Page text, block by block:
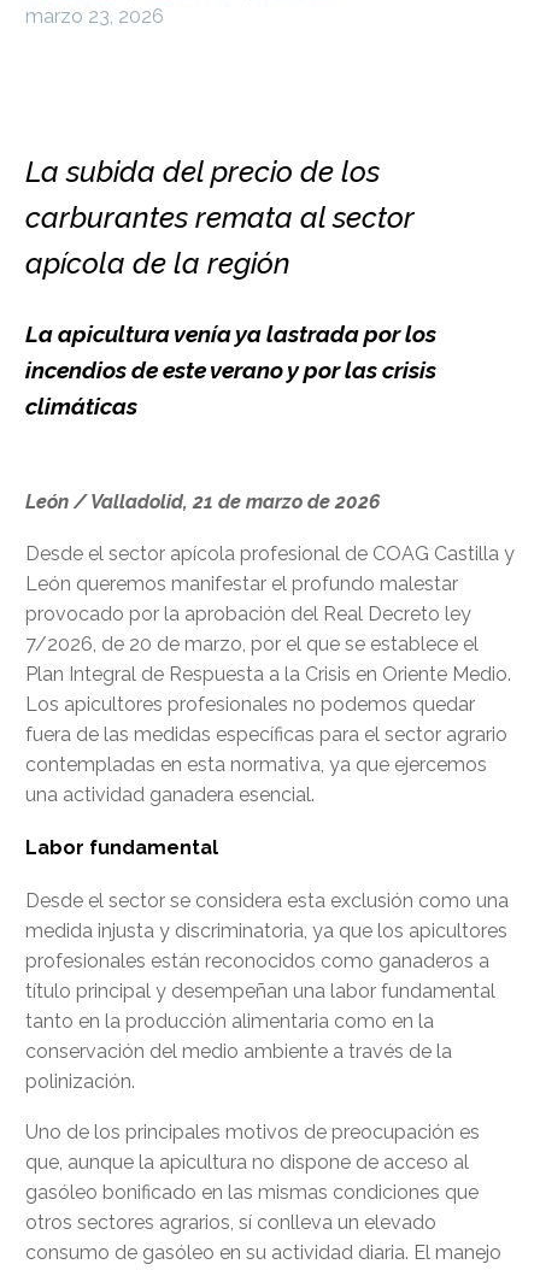
marzo 23, 2026
La subida del precio de los
carburantes remata al sector
apícola de la región
La apicultura venía ya lastrada por los
incendios de este verano y por las crisis
climáticas
León / Valladolid, 21 de marzo de 2026
Desde el sector apícola profesional de COAG Castilla y
León queremos manifestar el profundo malestar
provocado por la aprobación del Real Decreto ley
7/2026, de 20 de marzo, por el que se establece el
Plan Integral de Respuesta a la Crisis en Oriente Medio.
Los apicultores profesionales no podemos quedar
fuera de las medidas específicas para el sector agrario
contempladas en esta normativa, ya que ejercemos
una actividad ganadera esencial.
Labor fundamental
Desde el sector se considera esta exclusión como una
medida injusta y discriminatoria, ya que los apicultores
profesionales están reconocidos como ganaderos a
título principal y desempeñan una labor fundamental
tanto en la producción alimentaria como en la
conservación del medio ambiente a través de la
polinización.
Uno de los principales motivos de preocupación es
que, aunque la apicultura no dispone de acceso al
gasóleo bonificado en las mismas condiciones que
otros sectores agrarios, sí conlleva un elevado
consumo de gasóleo en su actividad diaria. El manejo